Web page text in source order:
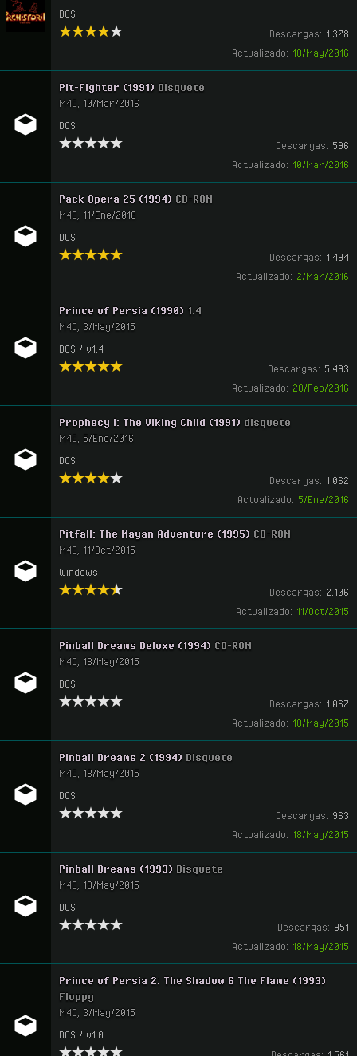
DOS
Descargas: 1.378
Actualizado: 18/May/2016
Pit-Fighter (1991) Disquete
M4C 10/Mar/2016
DOS
Descargas: 596
Actualizado: 10/Mar/2016
Pack Opera 25 (1994) CD-ROM
M4C 11/Ene/2016
DOS
Descargas: 1.494
Actualizado: 2/Mar/2016
Prince of Persia (1990) 1.4
M4C 3/May/2015
DOS / v1.4
Descargas: 5.493
Actualizado: 28/Feb/2016
Prophecy I: The Viking Child (1991) disquete
M4C 5/Ene/2016
DOS
Descargas: 1.062
Actualizado: 5/Ene/2016
Pitfall: The Mayan Adventure (1995) CD-ROM
M4C 11/Oct/2015
Windows
Descargas: 2.106
Actualizado: 11/Oct/2015
Pinball Dreams Deluxe (1994) CD-ROM
M4C 18/May/2015
DOS
Descargas: 1.067
Actualizado: 18/May/2015
Pinball Dreams 2 (1994) Disquete
M4C 18/May/2015
DOS
Descargas: 963
Actualizado: 18/May/2015
Pinball Dreams (1993) Disquete
M4C 18/May/2015
DOS
Descargas: 951
Actualizado: 18/May/2015
Prince of Persia 2: The Shadow & The Flame (1993)
Floppy
M4C 3/May/2015
DOS / v1.0